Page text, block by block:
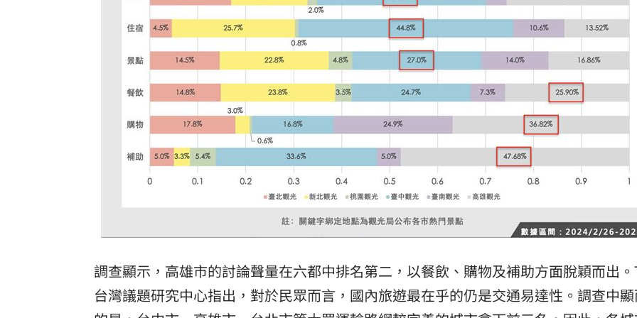
調查顯示，高雄市的討論聲量在六都中排名第二，以餐飲、購物及補助方面脫穎而出。
台灣議題研究中心指出，對於民眾而言，國內旅遊最在乎的仍是交通易達性。調查中